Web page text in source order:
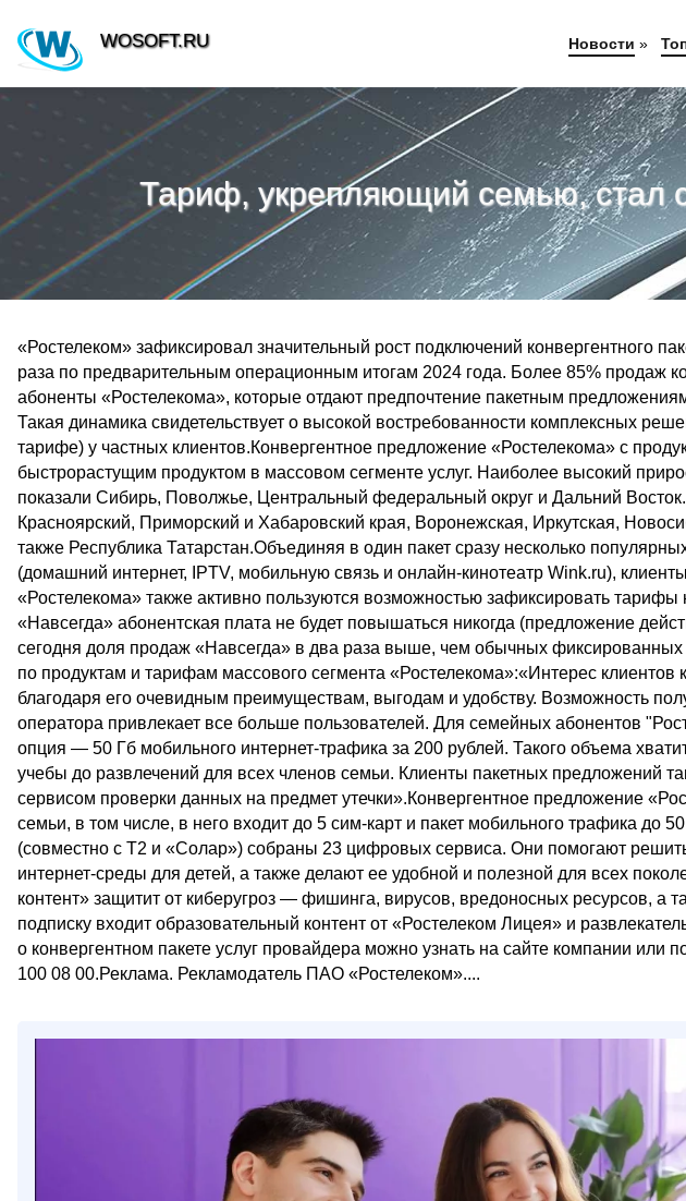
Тариф, укрепляющий семью, стал
«Ростелеком» зафиксировал значительный рост подключений конвергентного
раза по предварительным операционным итогам 2024 года. Более 85% продаж
абоненты «Ростелекома», которые отдают предпочтение пакетным
Такая динамика свидетельствует о высокой востребованности комплексных
тарифе) у частных клиентов.Конвергентное предложение «Ростелекома» с
быстрорастущим продуктом в массовом сегменте услуг. Наиболее высокий
показали Сибирь, Поволжье, Центральный федеральный округ и Дальний
Красноярский, Приморский и Хабаровский края, Воронежская, Иркутская,
также Республика Татарстан.Объединяя в один пакет сразу несколько
(домашний интернет, IPTV, мобильную связь и онлайн-кинотеатр Wink.ru),
«Ростелекома» также активно пользуются возможностью зафиксировать тарифы
«Навсегда» абонентская плата не будет повышаться никогда (предложение
сегодня доля продаж «Навсегда» в два раза выше, чем обычных фиксированных
по продуктам и тарифам массового сегмента «Ростелекома»:«Интерес клиентов
благодаря его очевидным преимуществам, выгодам и удобству. Возможность
оператора привлекает все больше пользователей. Для семейных абонентов
опция — 50 Гб мобильного интернет-трафика за 200 рублей. Такого объема
учебы до развлечений для всех членов семьи. Клиенты пакетных предложений
сервисом проверки данных на предмет утечки».Конвергентное предложение
семьи, в том числе, в него входит до 5 сим-карт и пакет мобильного трафика до
(совместно с Т2 и «Солар») собраны 23 цифровых сервиса. Они помогают
интернет-среды для детей, а также делают ее удобной и полезной для всех
контент» защитит от киберугроз — фишинга, вирусов, вредоносных ресурсов, а
подписку входит образовательный контент от «Ростелеком Лицея» и
о конвергентном пакете услуг провайдера можно узнать на сайте компании или
100 08 00.Реклама. Рекламодатель ПАО «Ростелеком»....
WOSOFT.RU Новости »